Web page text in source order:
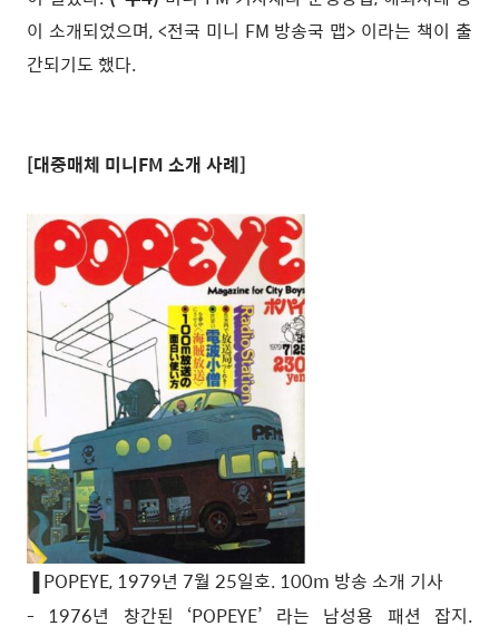
이 소개되었으며, <전국 미니 FM 방송국 맵> 이라는 책이 출
간되기도 했다.
[대중매체 미니FM 소개 사례]
POPEYE, 1979년 7월 25일호. 100m 방송 소개 기사
- 1976년 창간된 ‘POPEYE’ 라는 남성용 패션 잡지.